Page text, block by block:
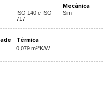
Mecânica
ISO 140 e ISO
717
Sim
Térmica
0,079 m²°K/W